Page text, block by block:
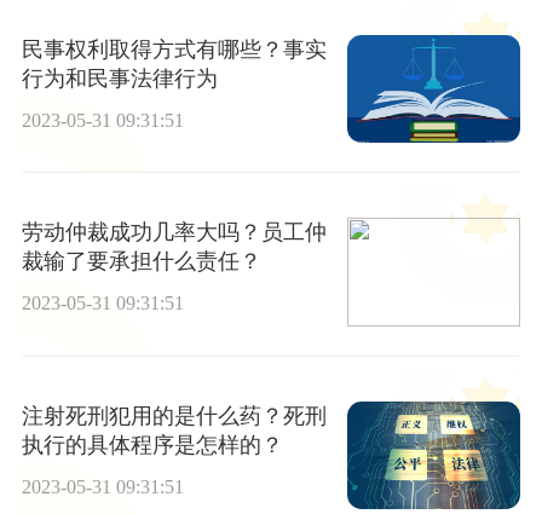
民事权利取得方式有哪些？事实
行为和民事法律行为
2023-05-31 09:31:51
劳动仲裁成功几率大吗？员工仲
裁输了要承担什么责任？
2023-05-31 09:31:51
注射死刑犯用的是什么药？死刑
执行的具体程序是怎样的？
2023-05-31 09:31:51